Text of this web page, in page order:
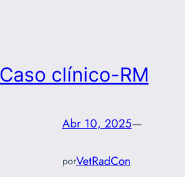
Caso clínico-RM
Abr 10, 2025—
porVetRadCon